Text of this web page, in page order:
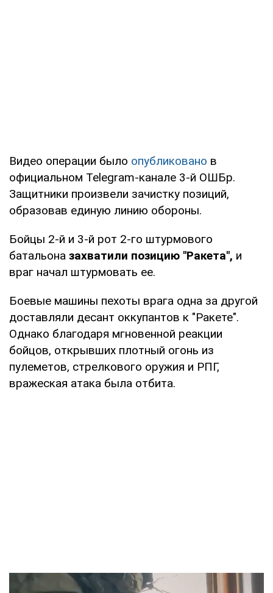
Видео операции было опубликовано в
официальном Telegram-канале 3-й ОШБр.
Защитники произвели зачистку позиций,
образовав единую линию обороны.
Бойцы 2-й и 3-й рот 2-го штурмового
батальона захватили позицию "Ракета", и
враг начал штурмовать ее.
Боевые машины пехоты врага одна за другой
доставляли десант оккупантов к "Ракете".
Однако благодаря мгновенной реакции
бойцов, открывших плотный огонь из
пулеметов, стрелкового оружия и РПГ,
вражеская атака была отбита.